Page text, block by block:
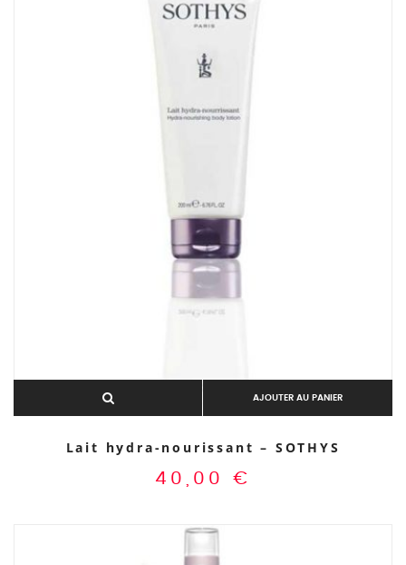
AJOUTER AU PANIER
Lait hydra-nourissant – SOTHYS
40,00 €